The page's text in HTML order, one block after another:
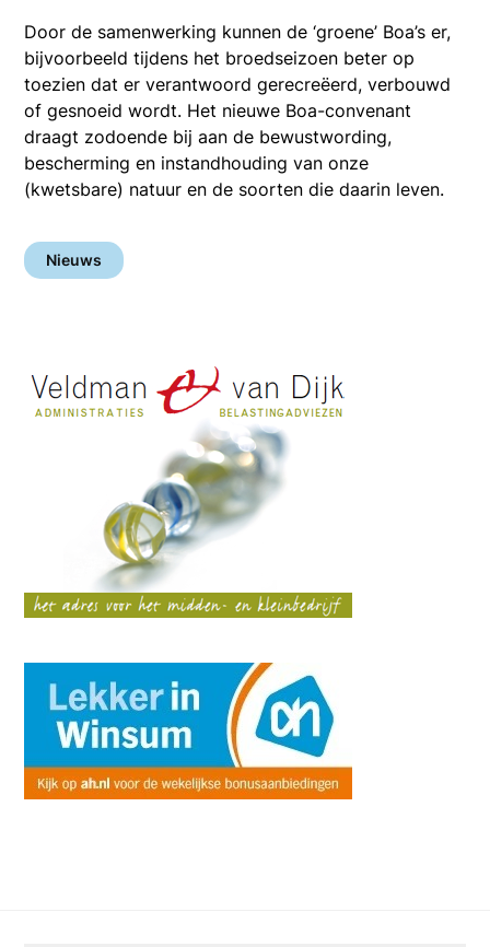
Door de samenwerking kunnen de ‘groene’ Boa’s er,
bijvoorbeeld tijdens het broedseizoen beter op
toezien dat er verantwoord gerecreëerd, verbouwd
of gesnoeid wordt. Het nieuwe Boa-convenant
draagt zodoende bij aan de bewustwording,
bescherming en instandhouding van onze
(kwetsbare) natuur en de soorten die daarin leven.
Nieuws